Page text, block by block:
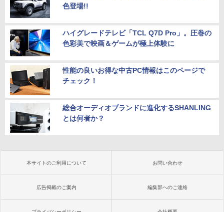
色登場!!
ハイグレードテレビ「TCL Q7D Pro」。圧巻の
色彩美で映画＆ゲームが極上体験に
性能の良いお得な中古PC情報はこのページで
チェック！
総合オーディオブランドに進化するSHANLING
とは何者か？
本サイトのご利用について お問い合わせ
広告掲載のご案内 編集部へのご連絡